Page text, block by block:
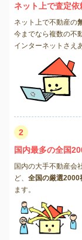
ネット上で査定依
ネット上で不動産の
今までなら複数の不
インターネットさえ
2
国内最多の全国
国内の大手不動産会
ど、 全国の厳選2000
ます。